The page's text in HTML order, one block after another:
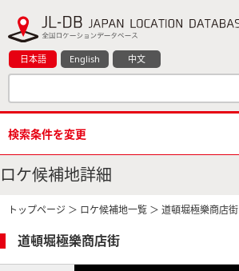
日本語 English 中文
検索条件を変更
ロケ候補地詳細
トップページ ＞ ロケ候補地一覧 ＞ 道頓堀極樂商店街
道頓堀極樂商店街